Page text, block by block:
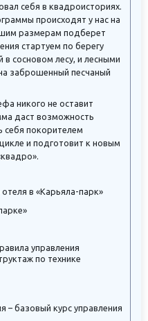
себя в квадроисториях.
происходят у нас на
размерам подберет
стартуем по берегу
сосновом лесу, и лесными
заброшенный песчаный
никого не оставит
даст возможность
себя покорителем
и подготовит к новым
в «Карьяла-парк»
управления
по технике
– базовый курс управления